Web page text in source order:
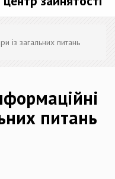
із загальних питань
питань